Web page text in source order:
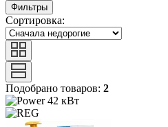
Фильтры
Сортировка:
Подобрано товаров: 2
42 кВт